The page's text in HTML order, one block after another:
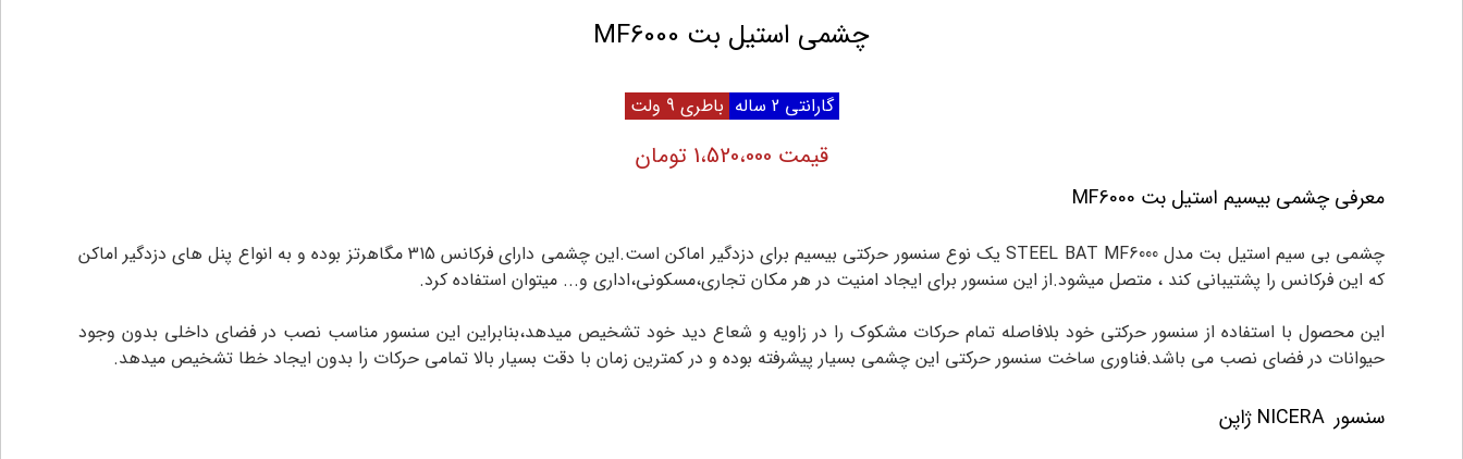
چشمی استیل بت MF6000
گارانتی 2 ساله باطری 9 ولت
قیمت 1،520،000 تومان
معرفی چشمی بیسیم استیل بت MF6000
چشمی بی سیم استیل بت مدل STEEL BAT MF6000 یک نوع سنسور حرکتی بیسیم برای دزدگیر اماکن است.این چشمی دارای فرکانس 315 مگاهرتز بوده و به انواع پنل های دزدگیر اماکن
که این فرکانس را پشتیبانی کند ، متصل میشود.از این سنسور برای ایجاد امنیت در هر مکان تجاری،مسکونی،اداری و... میتوان استفاده کرد.
این محصول با استفاده از سنسور حرکتی خود بلافاصله تمام حرکات مشکوک را در زاویه و شعاع دید خود تشخیص میدهد،بنابراین این سنسور مناسب نصب در فضای داخلی بدون وجود
حیوانات در فضای نصب می باشد.فناوری ساخت سنسور حرکتی این چشمی بسیار پیشرفته بوده و در کمترین زمان با دقت بسیار بالا تمامی حرکات را بدون ایجاد خطا تشخیص میدهد.
سنسور NICERA ژاپن